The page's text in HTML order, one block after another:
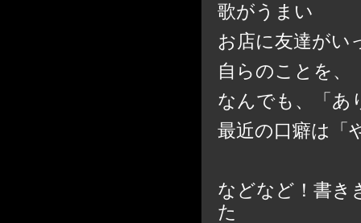
歌がうまい
お店に友達がい
自らのことを、
なんでも、「あ
最近の口癖は「
などなど！書き
た